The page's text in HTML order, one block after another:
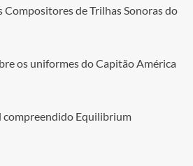
Compositores de Trilhas Sonoras do
os uniformes do Capitão América
compreendido Equilibrium